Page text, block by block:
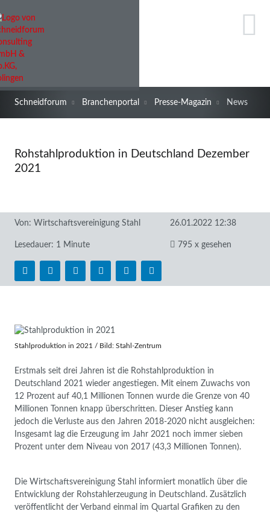
Schneidforum Branchenportal Presse-Magazin News
Rohstahlproduktion in Deutschland Dezember
2021
Von: Wirtschaftsvereinigung Stahl 26.01.2022 12:38
Lesedauer: 1 Minute 795 x gesehen
Stahlproduktion in 2021 / Bild: Stahl-Zentrum
Erstmals seit drei Jahren ist die Rohstahlproduktion in
Deutschland 2021 wieder angestiegen. Mit einem Zuwachs von
12 Prozent auf 40,1 Millionen Tonnen wurde die Grenze von 40
Millionen Tonnen knapp überschritten. Dieser Anstieg kann
jedoch die Verluste aus den Jahren 2018-2020 nicht ausgleichen:
Insgesamt lag die Erzeugung im Jahr 2021 noch immer sieben
Prozent unter dem Niveau von 2017 (43,3 Millionen Tonnen).
Die Wirtschaftsvereinigung Stahl informiert monatlich über die
Entwicklung der Rohstahlerzeugung in Deutschland. Zusätzlich
veröffentlicht der Verband einmal im Quartal Grafiken zu den